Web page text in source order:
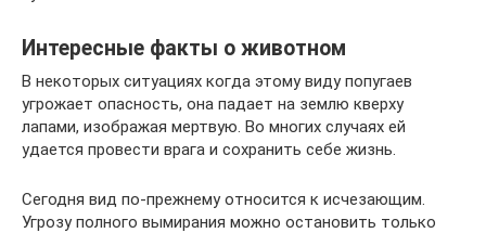
Интересные факты о животном
В некоторых ситуациях когда этому виду попугаев
угрожает опасность, она падает на землю кверху
лапами, изображая мертвую. Во многих случаях ей
удается провести врага и сохранить себе жизнь.
Сегодня вид по-прежнему относится к исчезающим.
Угрозу полного вымирания можно остановить только